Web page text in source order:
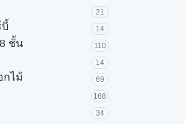
21
บี้ 14
ชั้น 110
14
กไม้ 69
168
34